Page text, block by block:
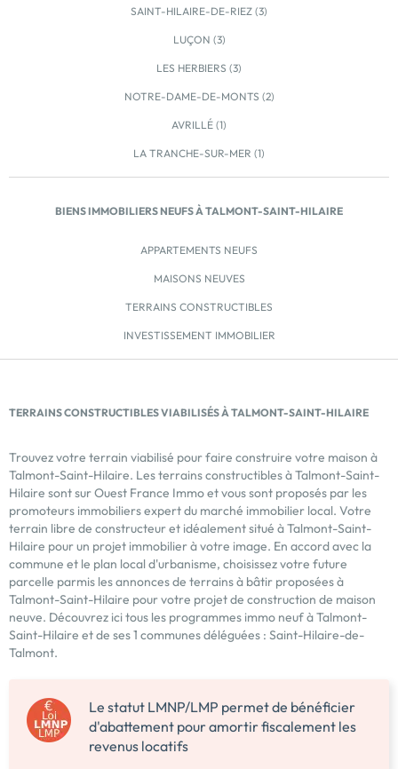
SAINT-HILAIRE-DE-RIEZ (3)
LUÇON (3)
LES HERBIERS (3)
NOTRE-DAME-DE-MONTS (2)
AVRILLÉ (1)
LA TRANCHE-SUR-MER (1)
BIENS IMMOBILIERS NEUFS À TALMONT-SAINT-HILAIRE
APPARTEMENTS NEUFS
MAISONS NEUVES
TERRAINS CONSTRUCTIBLES
INVESTISSEMENT IMMOBILIER
TERRAINS CONSTRUCTIBLES VIABILISÉS À TALMONT-SAINT-HILAIRE
Trouvez votre terrain viabilisé pour faire construire votre maison à
Talmont-Saint-Hilaire. Les terrains constructibles à Talmont-Saint-
Hilaire sont sur Ouest France Immo et vous sont proposés par les
promoteurs immobiliers expert du marché immobilier local. Votre
terrain libre de constructeur et idéalement situé à Talmont-Saint-
Hilaire pour un projet immobilier à votre image. En accord avec la
commune et le plan local d'urbanisme, choisissez votre future
parcelle parmis les annonces de terrains à bâtir proposées à
Talmont-Saint-Hilaire pour votre projet de construction de maison
neuve. Découvrez ici tous les programmes immo neuf à Talmont-
Saint-Hilaire et de ses 1 communes déléguées : Saint-Hilaire-de-
Talmont.
Le statut LMNP/LMP permet de bénéficier
d'abattement pour amortir fiscalement les
revenus locatifs